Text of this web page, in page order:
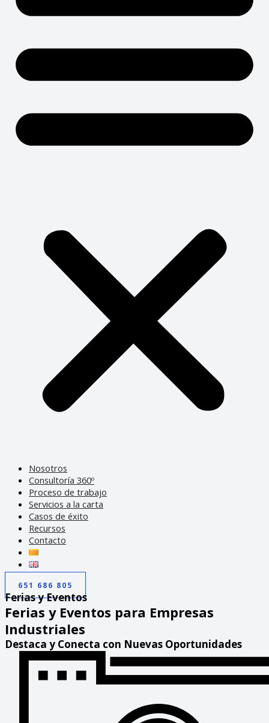
Nosotros
Consultoría 360º
Proceso de trabajo
Servicios a la carta
Casos de éxito
Recursos
Contacto
651 686 805
Ferias y Eventos
Ferias y Eventos para Empresas
Industriales
Destaca y Conecta con Nuevas Oportunidades